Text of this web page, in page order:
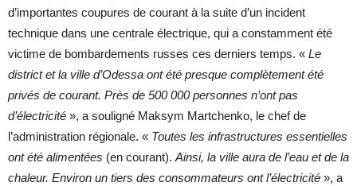
d’importantes coupures de courant à la suite d’un incident
technique dans une centrale électrique, qui a constamment été
victime de bombardements russes ces derniers temps. « Le
district et la ville d’Odessa ont été presque complètement été
privés de courant. Près de 500 000 personnes n’ont pas
d’électricité », a souligné Maksym Martchenko, le chef de
l’administration régionale. « Toutes les infrastructures essentielles
ont été alimentées (en courant).Ainsi, la ville aura de l’eau et de la
chaleur. Environ un tiers des consommateurs ont l’électricité », a